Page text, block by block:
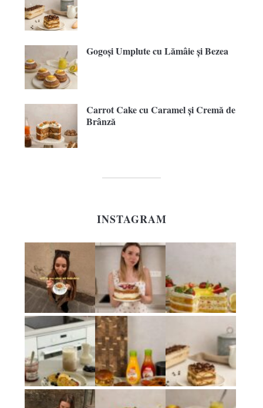
Gogoși Umplute cu Lămâie și Bezea
Carrot Cake cu Caramel și Cremă de
Brânză
INSTAGRAM